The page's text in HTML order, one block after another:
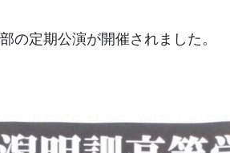
の定期公演が開催されました。